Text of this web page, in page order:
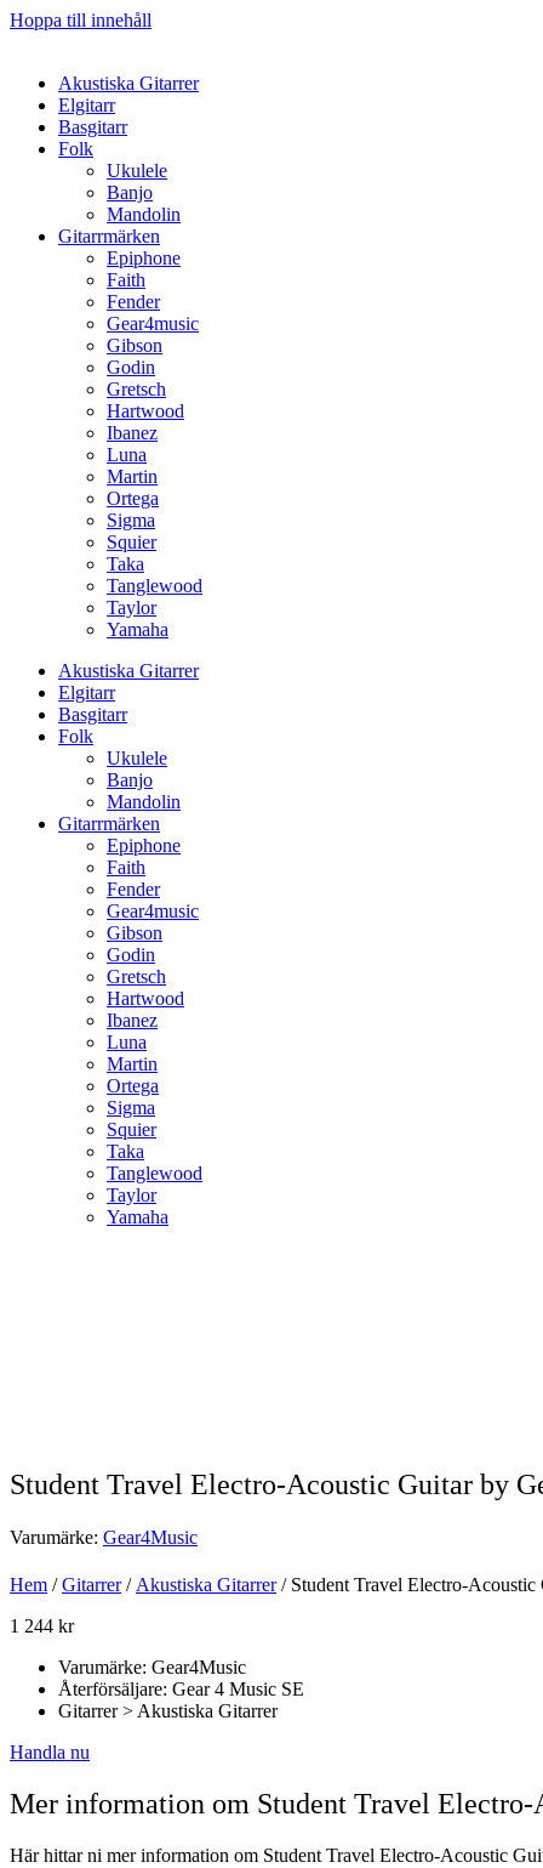
Hoppa till innehåll
Akustiska Gitarrer
Elgitarr
Basgitarr
Folk
Ukulele
Banjo
Mandolin
Gitarrmärken
Epiphone
Faith
Fender
Gear4music
Gibson
Godin
Gretsch
Hartwood
Ibanez
Luna
Martin
Ortega
Sigma
Squier
Taka
Tanglewood
Taylor
Yamaha
Akustiska Gitarrer
Elgitarr
Basgitarr
Folk
Ukulele
Banjo
Mandolin
Gitarrmärken
Epiphone
Faith
Fender
Gear4music
Gibson
Godin
Gretsch
Hartwood
Ibanez
Luna
Martin
Ortega
Sigma
Squier
Taka
Tanglewood
Taylor
Yamaha
Student Travel Electro-Acoustic Guitar by
Varumärke: Gear4Music
Hem /Gitarrer/Akustiska Gitarrer/ Student Travel Electro-
1 244 kr
Varumärke: Gear4Music
Återförsäljare: Gear 4 Music SE
Gitarrer > Akustiska Gitarrer
Handla nu
Mer information om Student Travel
Här hittar ni mer information om Student Travel Electro-Acoustic